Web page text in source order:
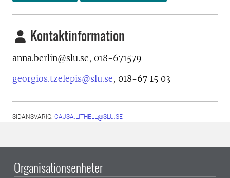
Kontaktinformation
anna.berlin@slu.se, 018-671579
georgios.tzelepis@slu.se, 018-67 15 03
SIDANSVARIG: CAJSA.LITHELL@SLU.SE
Organisationsenheter